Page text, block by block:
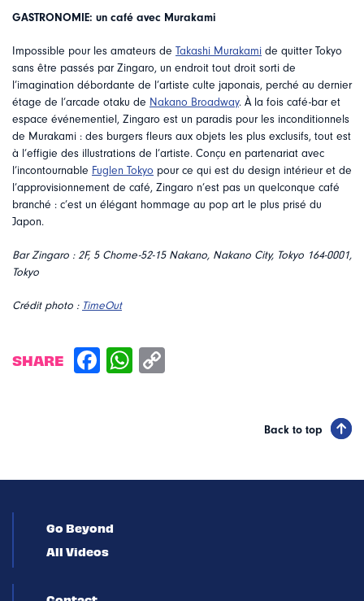
GASTRONOMIE: un café avec Murakami
Impossible pour les amateurs de Takashi Murakami de quitter Tokyo
sans être passés par Zingaro, un endroit tout droit sorti de
l’imagination débordante de l’artiste culte japonais, perché au dernier
étage de l’arcade otaku de Nakano Broadway. À la fois café-bar et
espace événementiel, Zingaro est un paradis pour les inconditionnels
de Murakami : des burgers fleurs aux objets les plus exclusifs, tout est
à l’effigie des illustrations de l’artiste. Conçu en partenariat avec
l’incontournable Fuglen Tokyo pour ce qui est du design intérieur et de
l’approvisionnement de café, Zingaro n’est pas un quelconque café
branché : c’est un élégant hommage au pop art le plus prisé du
Japon.
Bar Zingaro : 2F, 5 Chome-52-15 Nakano, Nakano City, Tokyo 164-0001,
Tokyo
Crédit photo : TimeOut
SHARE
Back to top
Go Beyond
All Videos